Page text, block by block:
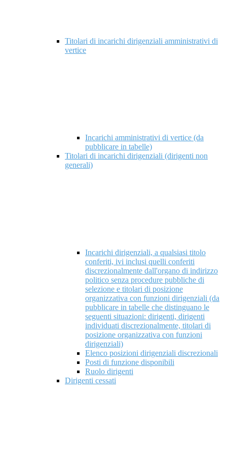
Titolari di incarichi dirigenziali amministrativi di
vertice
Incarichi amministrativi di vertice (da
pubblicare in tabelle)
Titolari di incarichi dirigenziali (dirigenti non
generali)
Incarichi dirigenziali, a qualsiasi titolo
conferiti, ivi inclusi quelli conferiti
discrezionalmente dall'organo di indirizzo
politico senza procedure pubbliche di
selezione e titolari di posizione
organizzativa con funzioni dirigenziali (da
pubblicare in tabelle che distinguano le
seguenti situazioni: dirigenti, dirigenti
individuati discrezionalmente, titolari di
posizione organizzativa con funzioni
dirigenziali)
Elenco posizioni dirigenziali discrezionali
Posti di funzione disponibili
Ruolo dirigenti
Dirigenti cessati